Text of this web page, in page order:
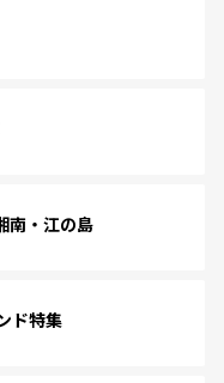
南・江の島
ド特集